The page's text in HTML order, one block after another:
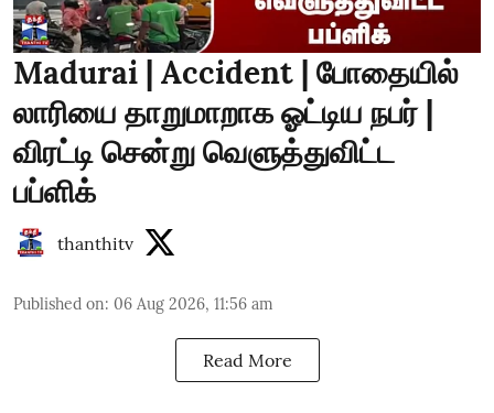
Madurai | Accident | போதையில்
லாரியை தாறுமாறாக ஓட்டிய நபர் |
விரட்டி சென்று வெளுத்துவிட்ட
பப்ளிக்
thanthitv
Published on: 06 Aug 2026, 11:56 am
Read More